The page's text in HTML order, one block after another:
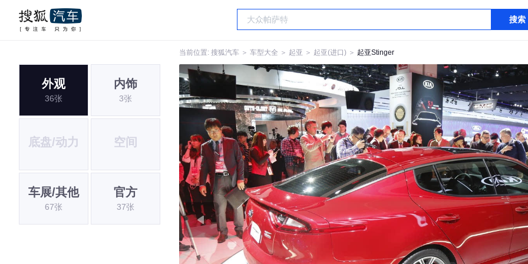
搜索
当前位置: 搜狐汽车 ＞ 车型大全 ＞ 起亚 ＞ 起亚(进口) ＞ 起亚Stinger
外观
36张
内饰
3张
底盘/动力 空间
车展/其他
67张
官方
37张